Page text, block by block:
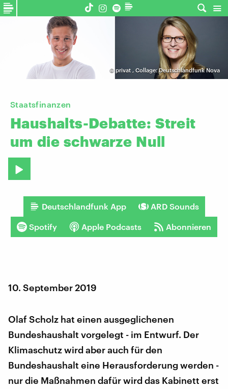
© privat, Collage: Deutschlandfunk Nova
Staatsfinanzen
Haushalts-Debatte: Streit
um die schwarze Null
Deutschlandfunk App ARD Sounds
Spotify Apple Podcasts Abonnieren
10. September 2019
Olaf Scholz hat einen ausgeglichenen
Bundeshaushalt vorgelegt - im Entwurf. Der
Klimaschutz wird aber auch für den
Bundeshaushalt eine Herausforderung werden -
nur die Maßnahmen dafür wird das Kabinett erst